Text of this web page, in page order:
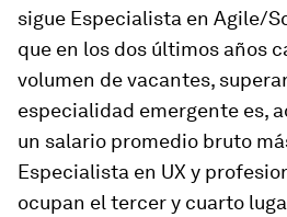
sigue Especialista en Agile/
que en los dos últimos años
volumen de vacantes,
especialidad emergente es,
un salario promedio bruto
Especialista en UX y
ocupan el tercer y cuarto